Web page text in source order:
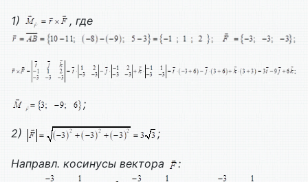
1) , где
;
2) ;
Направл. косинусы вектора :